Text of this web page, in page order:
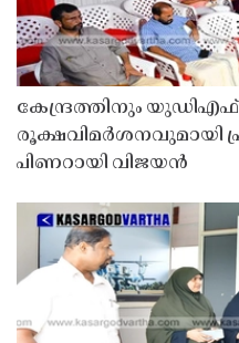
കേന്ദ്രത്തിനും
രൂക്ഷവിമർശനവുമായി
പിണറായി വിജയൻ